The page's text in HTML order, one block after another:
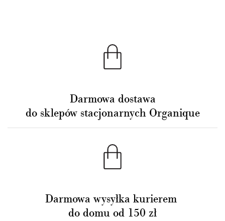
Darmowa dostawa
do sklepów stacjonarnych Organique
Darmowa wysyłka kurierem
do domu od 150 zł